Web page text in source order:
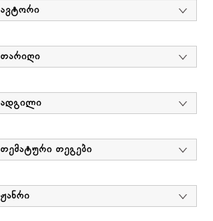
ავტორი
თარიღი
ადგილი
თემატური თეგები
ჟანრი